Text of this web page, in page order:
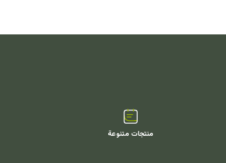
منتجات متنوعة